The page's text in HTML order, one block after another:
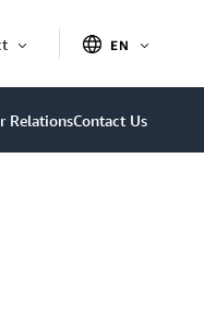
Open
Item
EN
RelationsContact Us